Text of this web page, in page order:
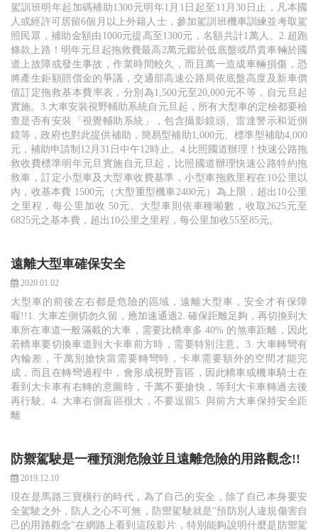
駕訓班明年起加碼補助1300元明年1月1日起至11月30日止，凡本國
人或經許可居留6個月以上外籍人士，參加駕訓班機車訓練並考取駕
照民眾，補助金額由1000元提高至1300元，名額共計1萬人。2.超跑
條款上路！明年元旦起拖救費最高2萬元鑑於低底盤或昂貴車輛於國
道上故障或發生事故，作業時間較久，而且萬一造成車輛損傷，恐
將產生鉅額賠償金的爭議，交通部高速公路局依底盤高度及新車價
值訂定拖救基本費率表，分別為1,500元至20,000元不等，自元旦起
實施。3.大車安裝視野輔助系統自元旦起，所有大型車的定檢都要檢
查是否有安裝「視覺輔助系統」，包含攝影鏡頭、雷達警示和近側
鏡等，政府也對此提供補助，簡易型補助1,000元、標準型補助4,000
元，補助申請制12月31日中午12時止。4.比照國道辦理！快速公路拖
救收費標準明年元旦實施自元旦起，比照國道辦理快速公路特約拖
救車，訂定小型車及大型車收費基準，小型車拖救里程在10公里以
內，收基本費 1500元（大型重型機車2400元）為上限，超出10公里
之里程，每公里加收 50元。大型車則依車種噸數，收取2625元至
6825元之基本費，超出10公里之里程，每公里加收55至85元。
遠離大型車確保安全
2020.01.02
大型車的前後左右都是危險的區域，遠離大型車，安全才有保障
喔!!1. 大車左側切勿久留，應加速通過2. 確保距離足夠，再切換到大
車所在車道一般滿載的大車，需要比轎車多 40% 的煞車距離，因此
若轎車要切換車道到大卡車前方時，需要特別注意。3. 大車轉彎有
內輪差，千萬別搶快當需要轉彎時，卡車需要額外的空間才能完
成，而且在轉彎過程中，會形成視野盲區，因此轎車或機車騎士在
看到大卡車有右轉的意圖時，千萬不要搶快，等到大卡車轉過去後
再行駛。4. 大車右側盲區很大，不要逗留5. 與前方大車保持安全距
離
防禦駕駛是一種預測危險並且遠離危險的用路觀念!!
2019.12.10
現在是馬路三寶橫行的時代，為了自己的安全，除了自己本身要安
全駕駛之外，防人之心不可無，防禦駕駛就是"預防別人違規傷害自
己的用路觀念"在網路上看到這段影片，特別能夠說明什麼是防禦駕